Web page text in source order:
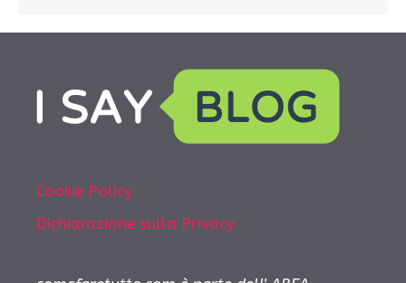
Cookie Policy
Dichiarazione sulla Privacy